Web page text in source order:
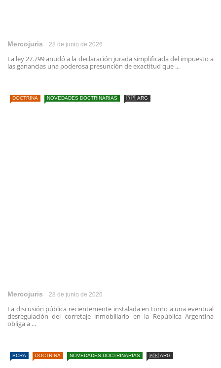
Mercojuris 28 de junio de 2026
La ley 27.799 anudó a la declaración jurada simplificada del impuesto a
las ganancias una poderosa presunción de exactitud que ...
DOCTRINA NOVEDADES DOCTRINARIAS 🇦🇷 ARG
Mercojuris 28 de junio de 2026
La discusión pública recientemente instalada en torno a una eventual
desregulación del corretaje inmobiliario en la República Argentina
obliga a ...
BCRA DOCTRINA NOVEDADES DOCTRINARIAS 🇦🇷 ARG